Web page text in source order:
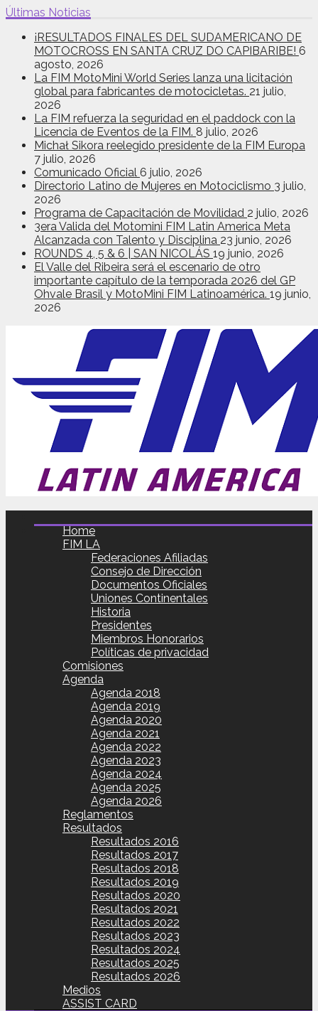
Últimas Noticias
¡RESULTADOS FINALES DEL SUDAMERICANO DE
MOTOCROSS EN SANTA CRUZ DO CAPIBARIBE! 6
agosto, 2026
La FIM MotoMini World Series lanza una licitación
global para fabricantes de motocicletas. 21 julio,
2026
La FIM refuerza la seguridad en el paddock con la
Licencia de Eventos de la FIM. 8 julio, 2026
Michał Sikora reelegido presidente de la FIM Europa
7 julio, 2026
Comunicado Oficial 6 julio, 2026
Directorio Latino de Mujeres en Motociclismo 3 julio,
2026
Programa de Capacitación de Movilidad 2 julio, 2026
3era Valida del Motomini FIM Latin America Meta
Alcanzada con Talento y Disciplina 23 junio, 2026
ROUNDS 4, 5 & 6 | SAN NICOLÁS 19 junio, 2026
El Valle del Ribeira será el escenario de otro
importante capítulo de la temporada 2026 del GP
Ohvale Brasil y MotoMini FIM Latinoamérica. 19 junio,
2026
Home
FIM LA
Federaciones Afiliadas
Consejo de Dirección
Documentos Oficiales
Uniones Continentales
Historia
Presidentes
Miembros Honorarios
Políticas de privacidad
Comisiones
Agenda
Agenda 2018
Agenda 2019
Agenda 2020
Agenda 2021
Agenda 2022
Agenda 2023
Agenda 2024
Agenda 2025
Agenda 2026
Reglamentos
Resultados
Resultados 2016
Resultados 2017
Resultados 2018
Resultados 2019
Resultados 2020
Resultados 2021
Resultados 2022
Resultados 2023
Resultados 2024
Resultados 2025
Resultados 2026
Medios
ASSIST CARD